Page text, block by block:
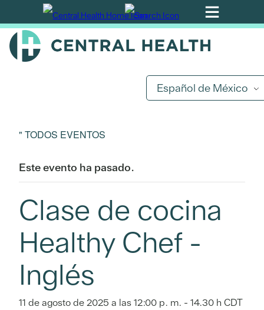
Ir
al
contenido
Español de México
" TODOS EVENTOS
Este evento ha pasado.
Clase de cocina
Healthy Chef -
Inglés
11 de agosto de 2025 a las 12:00 p. m. - 14.30 h CDT